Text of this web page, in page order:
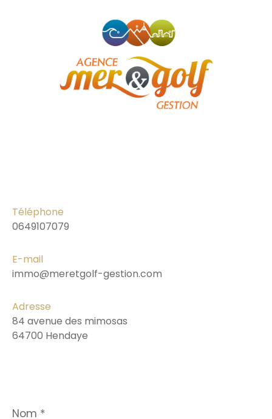
Téléphone
0649107079
E-mail
immo@meretgolf-gestion.com
Adresse
84 avenue des mimosas
64700 Hendaye
*